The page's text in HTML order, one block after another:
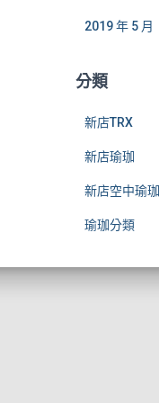
2019 年 5 月
分類
新店TRX
新店瑜珈
新店空中瑜珈
瑜珈分類